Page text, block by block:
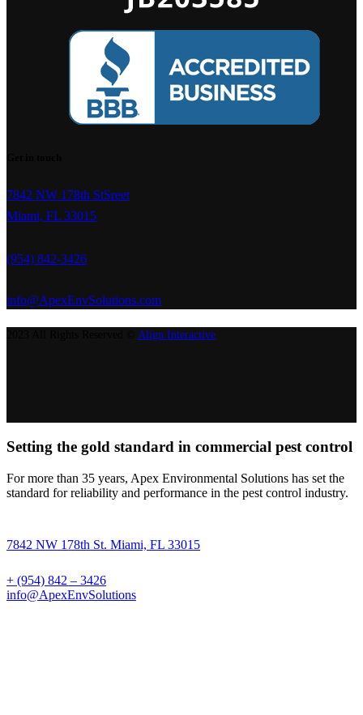
7842 NW 178th StSreet
Miami, FL 33015
(954) 842-3426
info@ApexEnvSolutions.com
Align Interactive
Setting the gold standard in commercial pest control
For more than 35 years, Apex Environmental Solutions has set the
standard for reliability and performance in the pest control industry.
7842 NW 178th St. Miami, FL 33015
+ (954) 842 – 3426
info@ApexEnvSolutions